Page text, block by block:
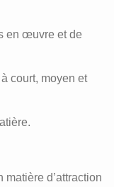
en œuvre et de
court, moyen et
d’attraction